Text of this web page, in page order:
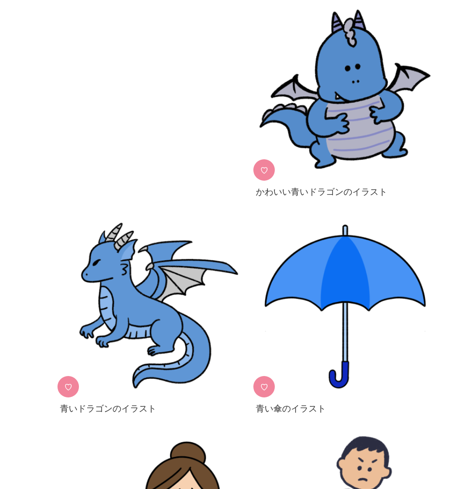
♡
かわいい青いドラゴンのイラスト
♡
青いドラゴンのイラスト
♡
青い傘のイラスト